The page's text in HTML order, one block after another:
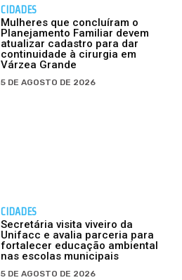
CIDADES
Mulheres que concluíram o
Planejamento Familiar devem
atualizar cadastro para dar
continuidade à cirurgia em
Várzea Grande
5 DE AGOSTO DE 2026
CIDADES
Secretária visita viveiro da
Unifacc e avalia parceria para
fortalecer educação ambiental
nas escolas municipais
5 DE AGOSTO DE 2026